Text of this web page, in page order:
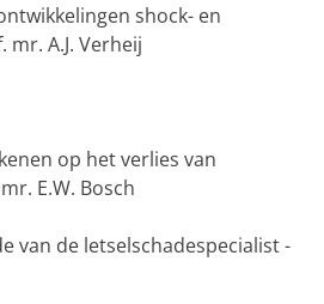
shock- en
A.J. Verheij
op het verlies van
E.W. Bosch
van de letselschadespecialist -